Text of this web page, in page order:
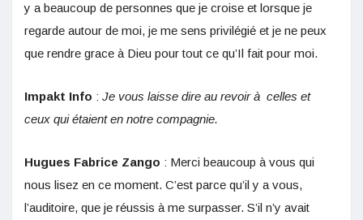
y a beaucoup de personnes que je croise et lorsque je
regarde autour de moi, je me sens privilégié et je ne peux
que rendre grace à Dieu pour tout ce qu’Il fait pour moi.
Impakt Info : Je vous laisse dire au revoir à celles et
ceux qui étaient en notre compagnie.
Hugues Fabrice Zango : Merci beaucoup à vous qui
nous lisez en ce moment. C’est parce qu’il y a vous,
l’auditoire, que je réussis à me surpasser. S’il n’y avait